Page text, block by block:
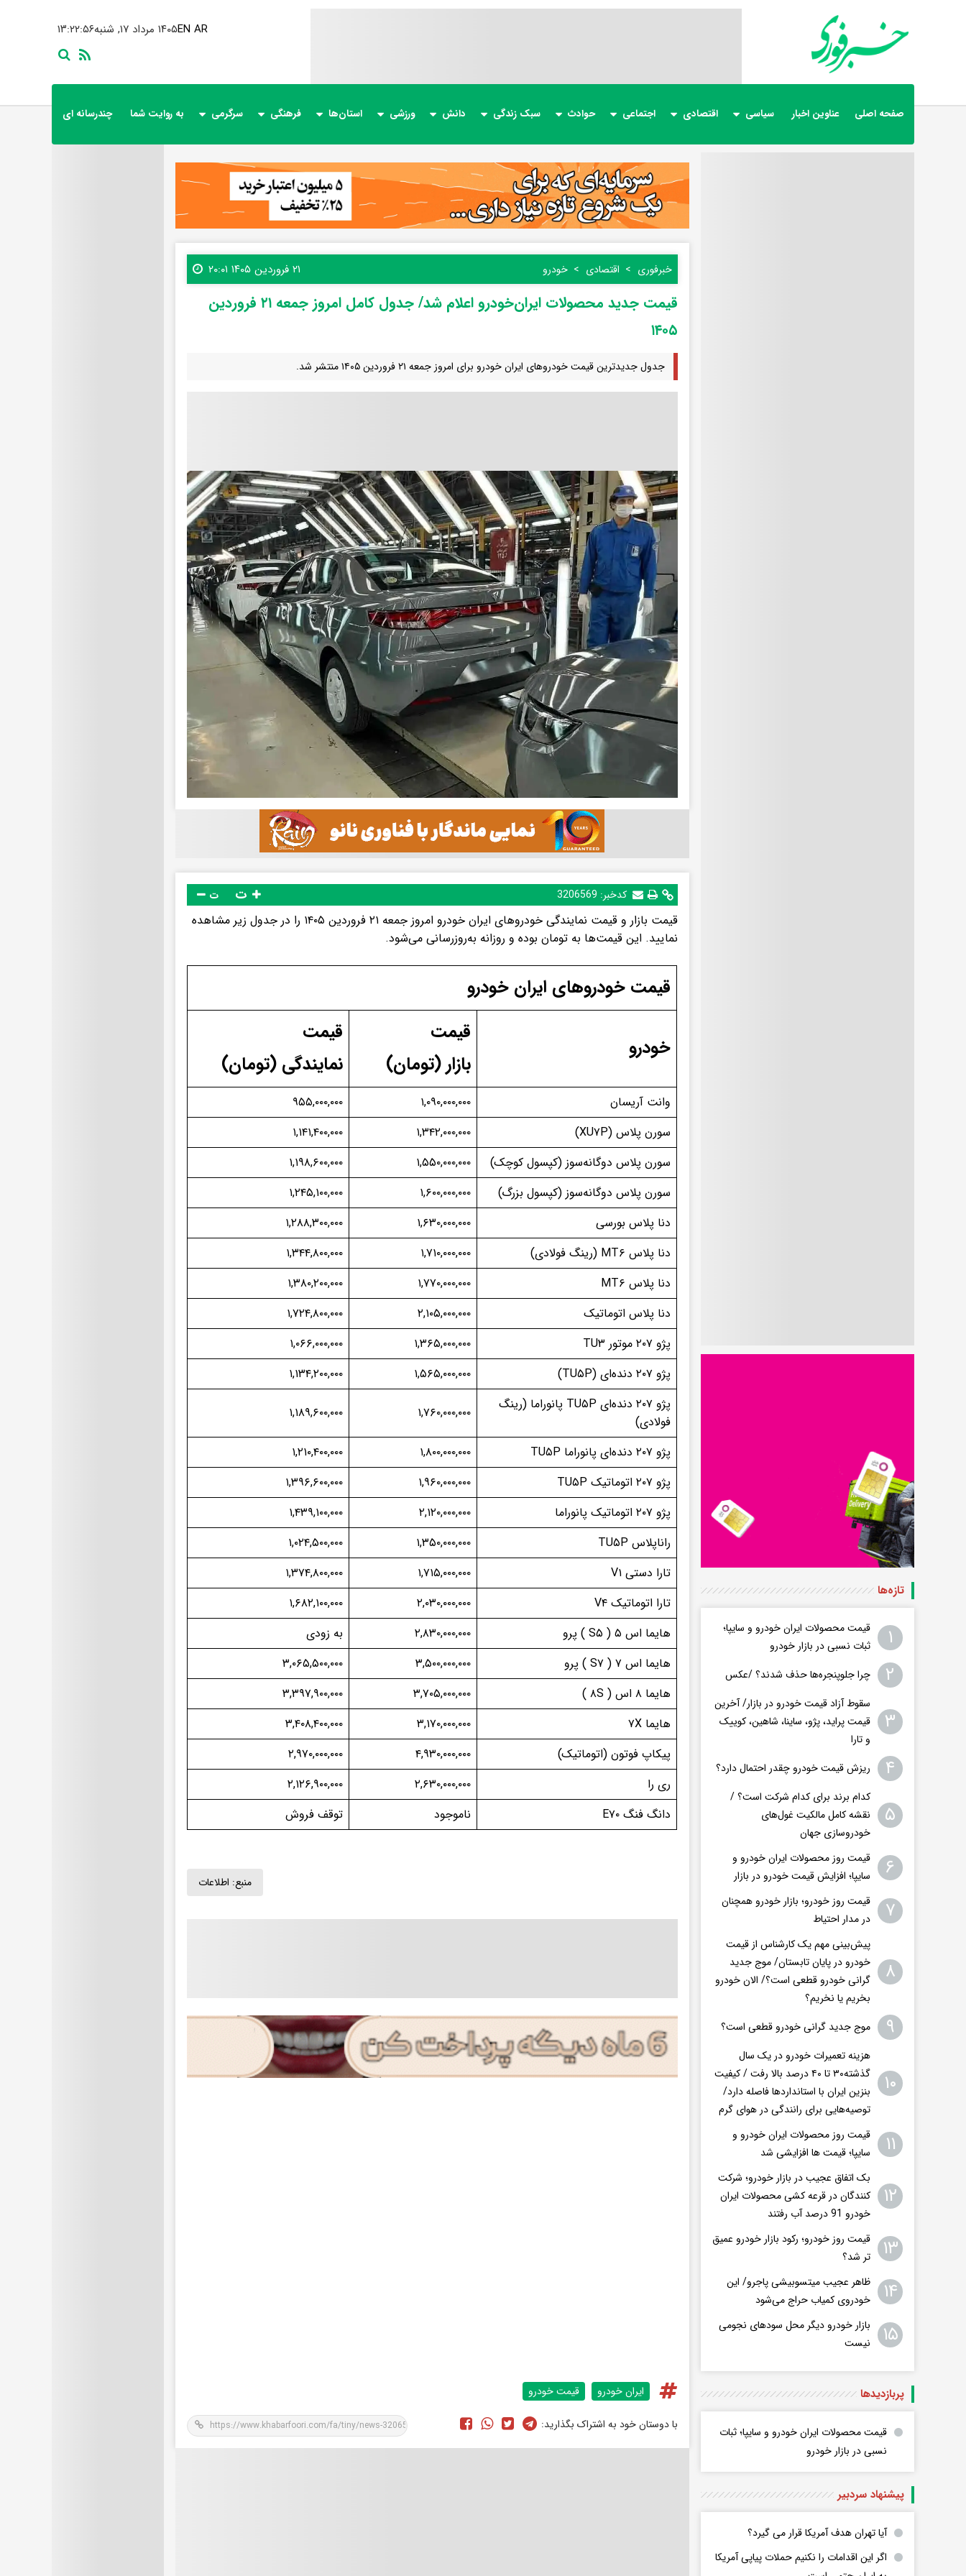
۱۳:۲۲:۵۷ ۱۴۰۵ مرداد ۱۷, شنبهEN AR
صفحه اصلی عناوین اخبار سیاسی اقتصادی اجتماعی حوادث سبک زندگی دانش ورزشی استان‌ها فرهنگی سرگرمی به روایت شما چندرسانه ای
خبرفوری اقتصادی خودرو ۲۱ فروردین ۱۴۰۵ ۲۰:۰۱
قیمت جدید محصولات ایران‌خودرو اعلام شد/ جدول کامل امروز جمعه ۲۱ فروردین
۱۴۰۵
جدول جدیدترین قیمت خودروهای ایران خودرو برای امروز جمعه ۲۱ فروردین ۱۴۰۵ منتشر شد.
کدخبر: 3206569 ت
قیمت بازار و قیمت نمایندگی خودروهای ایران خودرو امروز جمعه ۲۱ فروردین ۱۴۰۵ را در جدول زیر مشاهده
نمایید. این قیمت‌ها به تومان بوده و روزانه به‌روزرسانی می‌شود.
قیمت خودروهای ایران خودرو
خودرو
قیمت
بازار (تومان)
قیمت
نمایندگی (تومان)
وانت آریسان ۱,۰۹۰,۰۰۰,۰۰۰
۹۵۵,۰۰۰,۰۰۰
سورن پلاس (XU۷P)
۱,۳۴۲,۰۰۰,۰۰۰
۱,۱۴۱,۴۰۰,۰۰۰
سورن پلاس دوگانه‌سوز (کپسول کوچک)
۱,۵۵۰,۰۰۰,۰۰۰
۱,۱۹۸,۶۰۰,۰۰۰
سورن پلاس دوگانه‌سوز (کپسول بزرگ)
۱,۶۰۰,۰۰۰,۰۰۰
۱,۲۴۵,۱۰۰,۰۰۰
دنا پلاس بورسی
۱,۶۳۰,۰۰۰,۰۰۰
۱,۲۸۸,۳۰۰,۰۰۰
دنا پلاس MT۶ (رینگ فولادی)
۱,۷۱۰,۰۰۰,۰۰۰
۱,۳۴۴,۸۰۰,۰۰۰
دنا پلاس MT۶
۱,۷۷۰,۰۰۰,۰۰۰
۱,۳۸۰,۲۰۰,۰۰۰
دنا پلاس اتوماتیک
۲,۱۰۵,۰۰۰,۰۰۰
۱,۷۲۴,۸۰۰,۰۰۰
پژو ۲۰۷ موتور TU۳
۱,۳۶۵,۰۰۰,۰۰۰
۱,۰۶۶,۰۰۰,۰۰۰
پژو ۲۰۷ دنده‌ای (TU۵P)
۱,۵۶۵,۰۰۰,۰۰۰
۱,۱۳۴,۲۰۰,۰۰۰
پژو ۲۰۷ دنده‌ای TU۵P پانوراما (رینگ
فولادی)
۱,۷۶۰,۰۰۰,۰۰۰ ۱,۱۸۹,۶۰۰,۰۰۰
پژو ۲۰۷ دنده‌ای پانوراما TU۵P ۱,۸۰۰,۰۰۰,۰۰۰
۱,۲۱۰,۴۰۰,۰۰۰
پژو ۲۰۷ اتوماتیک TU۵P
۱,۹۶۰,۰۰۰,۰۰۰
۱,۳۹۶,۶۰۰,۰۰۰
پژو ۲۰۷ اتوماتیک پانوراما
۲,۱۲۰,۰۰۰,۰۰۰
۱,۴۳۹,۱۰۰,۰۰۰
راناپلاس TU۵P
۱,۳۵۰,۰۰۰,۰۰۰
۱,۰۲۴,۵۰۰,۰۰۰
تارا دستی V۱
۱,۷۱۵,۰۰۰,۰۰۰
۱,۳۷۴,۸۰۰,۰۰۰
تارا اتوماتیک V۴
۲,۰۳۰,۰۰۰,۰۰۰
۱,۶۸۲,۱۰۰,۰۰۰
هایما اس ۵ ( S۵ ) پرو
۲,۸۳۰,۰۰۰,۰۰۰
به زودی
هایما اس ۷ ( S۷ ) پرو
۳,۵۰۰,۰۰۰,۰۰۰
۳,۰۶۵,۵۰۰,۰۰۰
هایما ۸ اس ( ۸S )
۳,۷۰۵,۰۰۰,۰۰۰
۳,۳۹۷,۹۰۰,۰۰۰
هایما ۷X
۳,۱۷۰,۰۰۰,۰۰۰
۳,۴۰۸,۴۰۰,۰۰۰
پیکاپ فوتون (اتوماتیک)
۴,۹۳۰,۰۰۰,۰۰۰
۲,۹۷۰,۰۰۰,۰۰۰
ری را
۲,۶۳۰,۰۰۰,۰۰۰
۲,۱۲۶,۹۰۰,۰۰۰
دانگ فنگ E۷۰
ناموجود توقف فروش
منبع: اطلاعات
ایران خودرو قیمت خودرو
با دوستان خود به اشتراک بگذارید:
تازه‌ها
۱
قیمت محصولات ایران خودرو و سایپا؛
ثبات نسبی در بازار خودرو
۲ چرا جلوپنجره‌ها حذف شدند؟ /عکس
۳
سقوط آزاد قیمت خودرو در بازار/ آخرین
قیمت پراید، پژو، ساینا، شاهین، کوییک
و تارا
۴ ریزش قیمت خودرو چقدر احتمال دارد؟
۵
کدام برند برای کدام شرکت است؟ /
نقشه کامل مالکیت غول‌های
خودروسازی جهان
۶
قیمت روز محصولات ایران خودرو و
سایپا؛ افزایش قیمت خودرو در بازار
۷
قیمت روز خودرو؛ بازار خودرو همچنان
در مدار احتیاط
۸
پیش‌بینی مهم یک کارشناس از قیمت
خودرو در پایان تابستان/ موج جدید
گرانی خودرو قطعی است؟/ الان خودرو
بخریم یا نخریم؟
۹ موج جدید گرانی خودرو قطعی است؟
۱۰
هزینه تعمیرات خودرو در یک سال
گذشته۳۰ تا ۴۰ درصد بالا رفت / کیفیت
بنزین ایران با استانداردها فاصله دارد/
توصیه‌هایی برای رانندگی در هوای گرم
۱۱
قیمت روز محصولات ایران خودرو و
سایپا؛ قیمت ها افزایشی شد
۱۲
بک اتفاق عجیب در بازار خودرو؛ شرکت
کنندگان در قرعه کشی محصولات ایران
خودرو 91 درصد آب رفتند
۱۳
قیمت روز خودرو؛ رکود بازار خودرو عمیق
تر شد؟
۱۴
ظاهر عجیب میتسوبیشی پاجرو/ این
خودروی کمیاب حراج می‌شود
۱۵
بازار خودرو دیگر محل سودهای نجومی
نیست
پربازدید‌ها
قیمت محصولات ایران خودرو و سایپا؛ ثبات
نسبی در بازار خودرو
پیشنهاد سردبیر
آیا تهران هدف آمریکا قرار می گیرد؟
اگر این اقدامات را نکنیم حملات پیاپی آمریکا